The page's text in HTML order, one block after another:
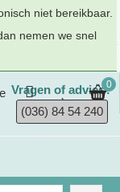
niet bereikbaar.
nemen we snel
Vragen of advies?
(036) 84 54 240
0